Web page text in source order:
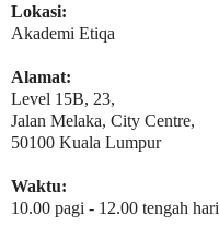
Lokasi:
Akademi Etiqa
Alamat:
Level 15B, 23,
Jalan Melaka, City Centre,
50100 Kuala Lumpur
Waktu:
10.00 pagi - 12.00 tengah hari